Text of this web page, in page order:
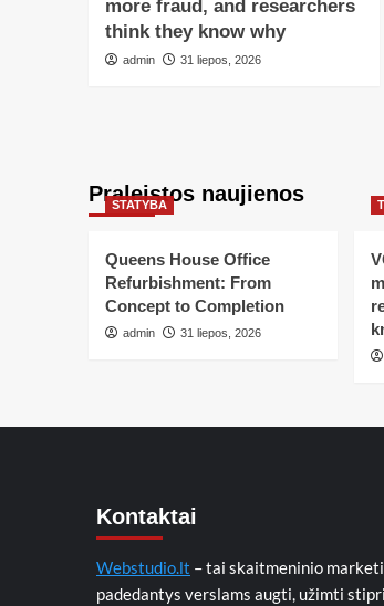
more fraud, and researchers
think they know why
admin 31 liepos, 2026
Praleistos naujienos
STATYBA
Queens House Office
Refurbishment: From
Concept to Completion
admin 31 liepos, 2026
Kontaktai
Webstudio.lt – tai skaitmeninio
padedantys verslams augti, užimti